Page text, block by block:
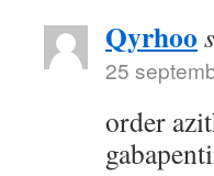
Qyrhoo
25
order